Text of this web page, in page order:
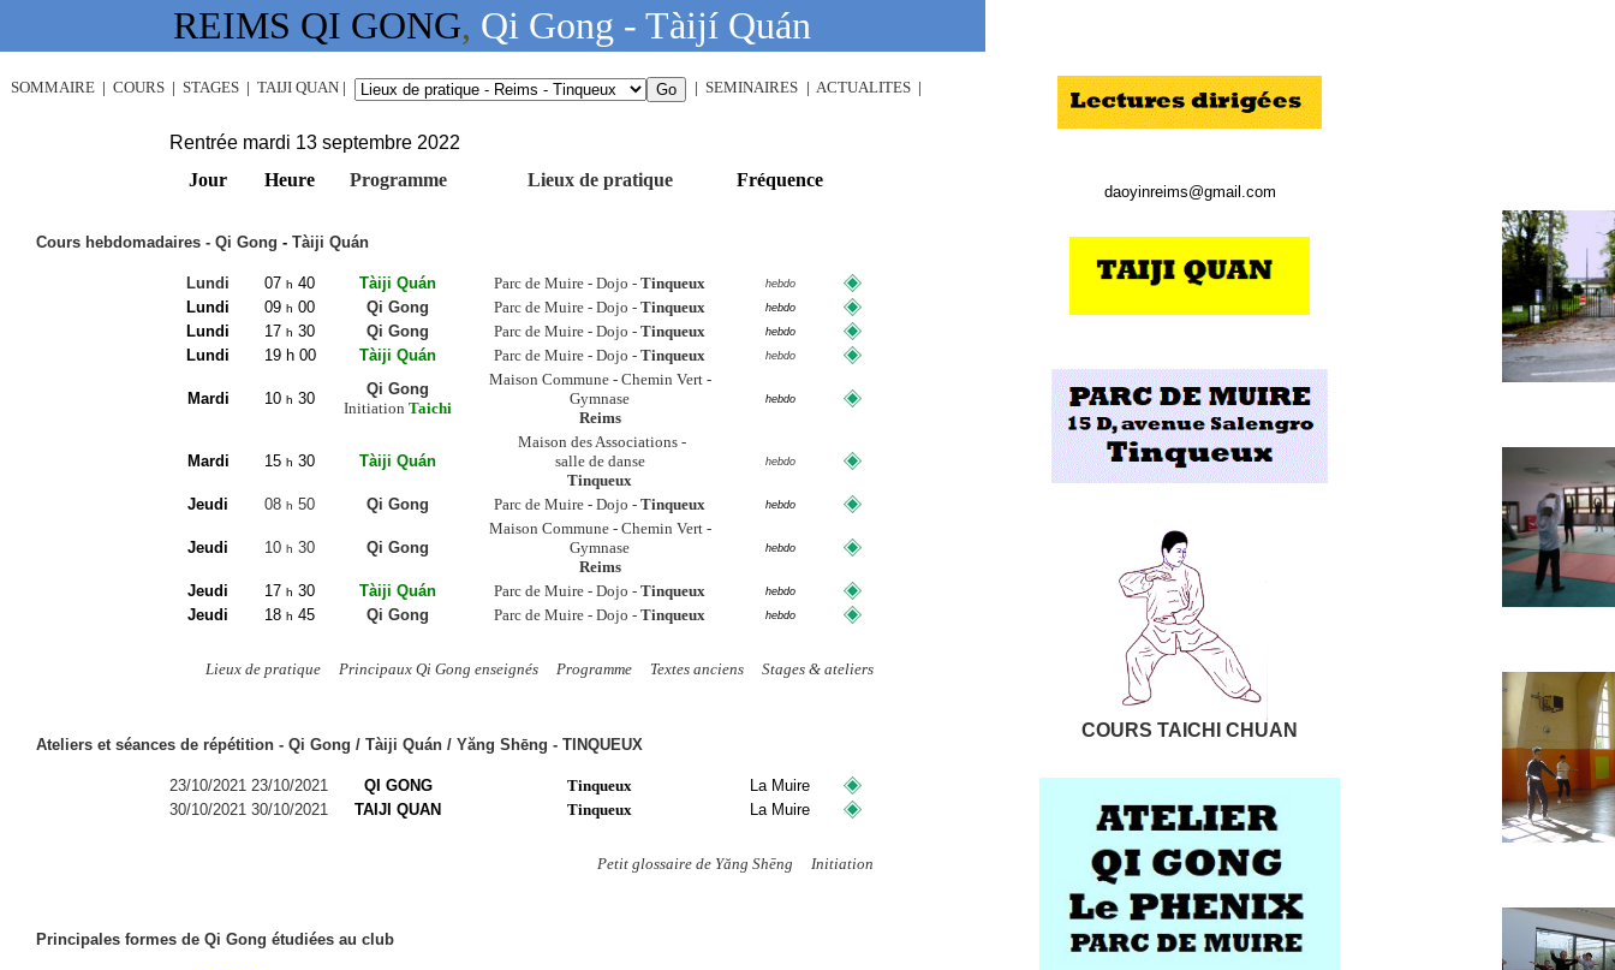
REIMS QI GONG, Qi Gong - Tàijí Quán
SOMMAIRE | COURS | STAGES | TAIJI QUAN | | SEMINAIRES | ACTUALITES |
Rentrée mardi 13 septembre 2022
Jour
Heure Programme Lieux de pratique Fréquence
Cours hebdomadaires - Qi Gong - Tàiji Quán
Lundi 07 h 40 Tàiji Quán Parc de Muire - Dojo - Tinqueux hebdo
Lundi 09 h 00 Qi Gong Parc de Muire - Dojo - Tinqueux hebdo
Lundi 17 h 30 Qi Gong Parc de Muire - Dojo - Tinqueux hebdo
Lundi 19 h 00 Tàiji Quán Parc de Muire - Dojo - Tinqueux hebdo
Mardi 10 h 30
Qi Gong
Initiation Taichi
Maison Commune - Chemin Vert -
Gymnase
Reims
hebdo
Mardi 15 h 30 Tàiji Quán
Maison des Associations -
salle de danse
Tinqueux
hebdo
Jeudi 08 h 50 Qi Gong Parc de Muire - Dojo - Tinqueux hebdo
Jeudi 10 h 30 Qi Gong
Maison Commune - Chemin Vert -
Gymnase
Reims
hebdo
Jeudi 17 h 30 Tàiji Quán Parc de Muire - Dojo - Tinqueux hebdo
Jeudi 18 h 45 Qi Gong Parc de Muire - Dojo - Tinqueux hebdo
Lieux de pratique Principaux Qi Gong enseignés Programme Textes anciens Stages & ateliers
Ateliers et séances de répétition - Qi Gong / Tàiji Quán / Yăng Shēng - TINQUEUX
23/10/2021 23/10/2021 QI GONG Tinqueux
La Muire
30/10/2021 30/10/2021 TAIJI QUAN Tinqueux La Muire
Petit glossaire de Yăng Shēng Initiation
Principales formes de Qi Gong étudiées au club
daoyinreims@gmail.com
COURS TAICHI CHUAN